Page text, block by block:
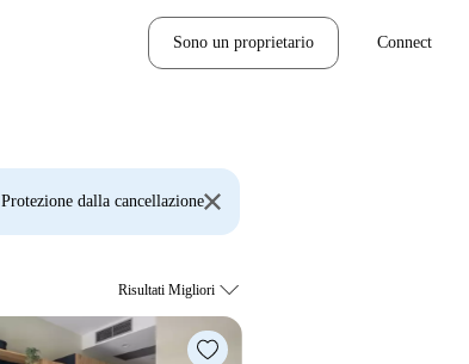
Sono un proprietario Connect
Protezione dalla cancellazione